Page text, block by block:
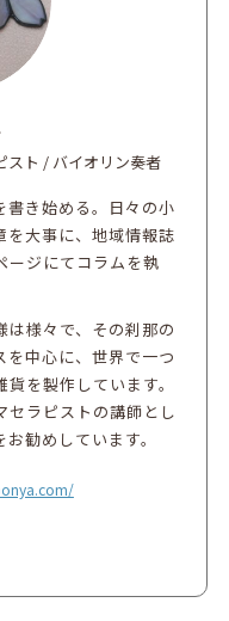
スト / バイオリン奏者
書き始める。日々の小
を大事に、地域情報誌
ージにてコラムを執
様々で、その刹那の
中心に、世界で一つ
を製作しています。
セラピストの講師とし
勧めしています。